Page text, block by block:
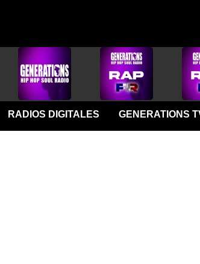
RADIOS DIGITALES GENERATIONS